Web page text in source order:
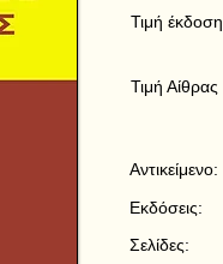
Τιμή
Τιμή Αίθρας
Αντικείμενο:
Εκδόσεις:
Σελίδες: